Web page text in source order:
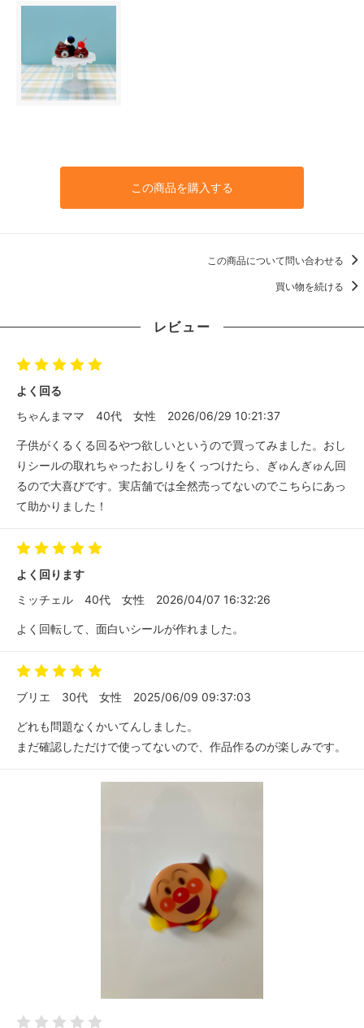
この商品を購入する
この商品について問い合わせる
買い物を続ける
レビュー
よく回る
ちゃんまママ
40代 女性 2026/06/29 10:21:37
子供がくるくる回るやつ欲しいというので買ってみました。おし
りシールの取れちゃったおしりをくっつけたら、ぎゅんぎゅん回
るので大喜びです。実店舗では全然売ってないのでこちらにあっ
て助かりました！
よく回ります
ミッチェル
40代 女性 2026/04/07 16:32:26
よく回転して、面白いシールが作れました。
ブリエ 30代 女性 2025/06/09 09:37:03
どれも問題なくかいてんしました。
まだ確認しただけで使ってないので、作品作るのが楽しみです。